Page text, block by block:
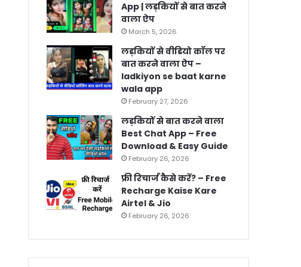
App | लड़कियों से बात करने
वाला ऐप
March 5, 2026
लड़कियों से वीडियो कॉल पर
बात करने वाला ऐप –
ladkiyon se baat karne
wala app
February 27, 2026
लड़कियों से बात करने वाला
Best Chat App – Free
Download & Easy Guide
February 26, 2026
फ्री रिचार्ज कैसे करें? – Free
Recharge Kaise Kare
Airtel & Jio
February 26, 2026